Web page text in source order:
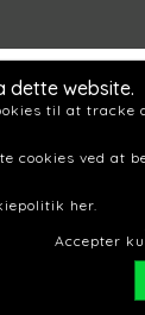
dette website.
til at tracke
cookies ved at
her.
Accepter